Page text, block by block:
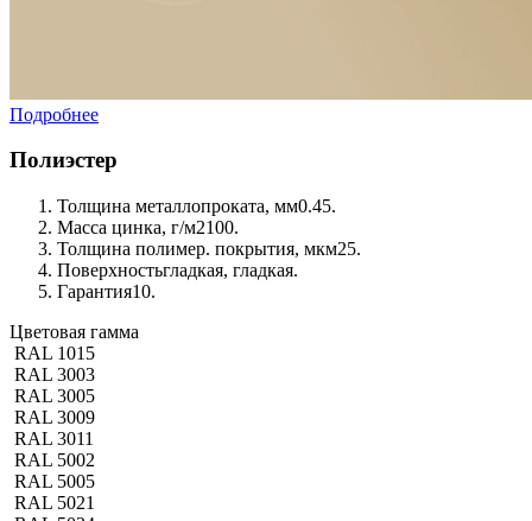
Подробнее
Полиэстер
Толщина металлопроката, мм0.45.
Масса цинка, г/м2100.
Толщина полимер. покрытия, мкм25.
Поверхностьгладкая, гладкая.
Гарантия10.
Цветовая гамма
RAL 1015
RAL 3003
RAL 3005
RAL 3009
RAL 3011
RAL 5002
RAL 5005
RAL 5021